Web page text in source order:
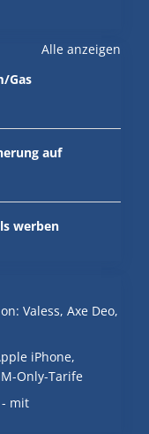
Alle anzeigen
Gas
auf
werben
Valess, Axe Deo,
iPhone,
Only-Tarife
mit